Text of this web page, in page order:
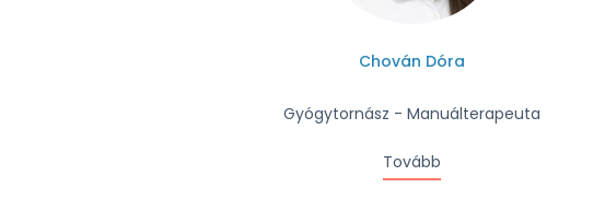
Chován Dóra
Gyógytornász - Manuálterapeuta
Tovább